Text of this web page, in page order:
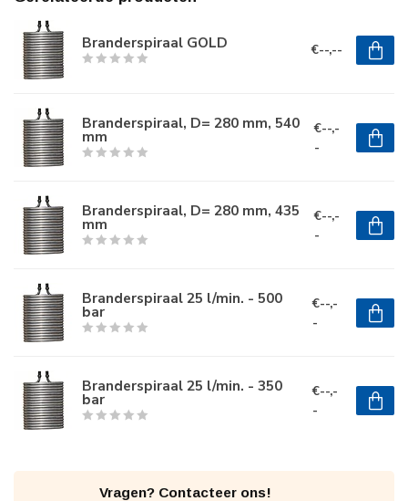
Branderspiraal GOLD €--,--
Branderspiraal, D= 280 mm, 540
mm
€--,-
-
Branderspiraal, D= 280 mm, 435
mm
€--,-
-
Branderspiraal 25 l/min. - 500
bar
€--,-
-
Branderspiraal 25 l/min. - 350
bar
€--,-
-
Vragen? Contacteer ons!